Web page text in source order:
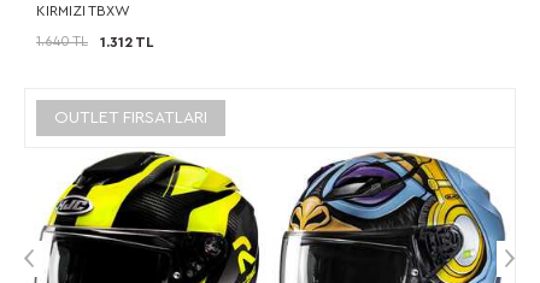
KIRMIZI TBXW
1.640 TL 1.312 TL
OUTLET FIRSATLARI